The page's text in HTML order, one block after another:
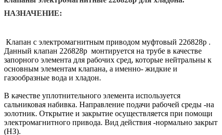
НАЗНАЧЕНИЕ:
Клапан с электромагнитным приводом муфтовый 22б828р .
Данный клапан 22б828р монтируется на трубе в качестве
запорного элемента для рабочих сред, которые нейтральны к
основным элементам клапана, а именно- жидкие и
газообразные вода и хладон.
В качестве уплотнительного элемента используется
сальниковая набивка. Направление подачи рабочей среды -на
золотник. Открытие и закрытие осуществляется при помощи
электромагнитного привода. Вид действия -нормально закрыт
(НЗ).